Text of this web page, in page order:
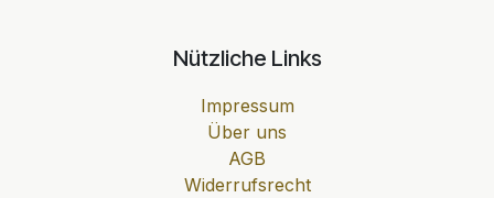
Nützliche Links
Impressum
Über uns
AGB
Widerrufsrecht